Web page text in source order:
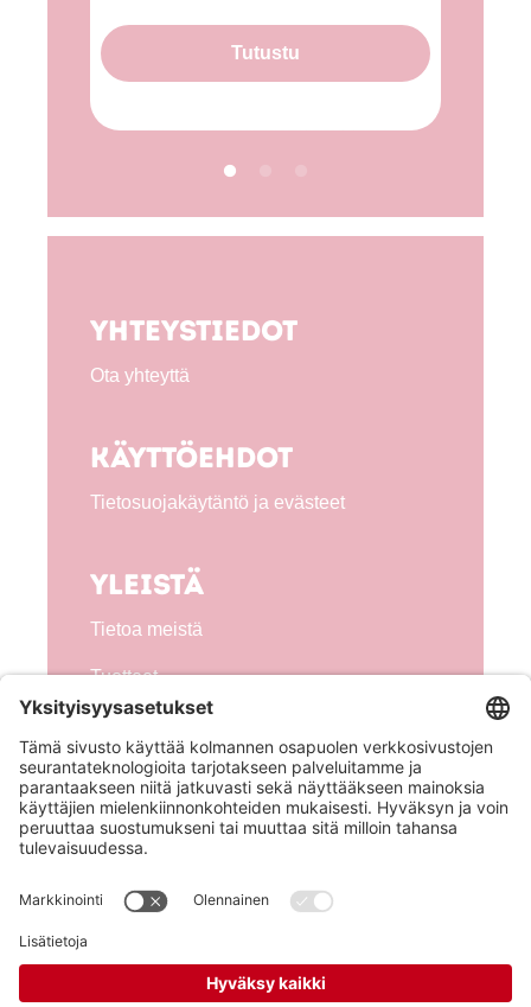
Tutustu
Yhteystiedot
Ota yhteyttä
Käyttöehdot
Tietosuojakäytäntö ja evästeet
Yleistä
Tietoa meistä
Tuotteet
Seuraa meitä!
Hero Global
Copyright © Hero 2026